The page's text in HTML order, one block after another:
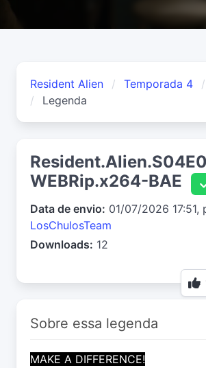
Resident Alien Temporada 4
Legenda
WEBRip.x264-BAE
Data de envio: 01/07/2026 17:51,
LosChulosTeam
Downloads: 12
Sobre essa legenda
MAKE A DIFFERENCE!